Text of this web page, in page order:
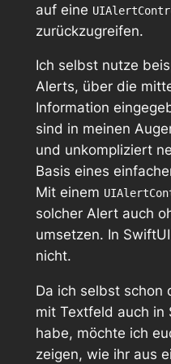
auf eine
zurückzugreifen.
Ich selbst nutze
Alerts, über die
Information
sind in meinen
und unkompliziert
Basis eines
Mit einem
solcher Alert auch
umsetzen. In
nicht.
Da ich selbst schon
mit Textfeld auch
habe, möchte ich
zeigen, wie ihr aus